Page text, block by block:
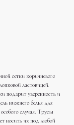
сетки коричневого
ластовицей.
подарит уверенность и
нижнего белья для
случая. Трусы
носить их под любой